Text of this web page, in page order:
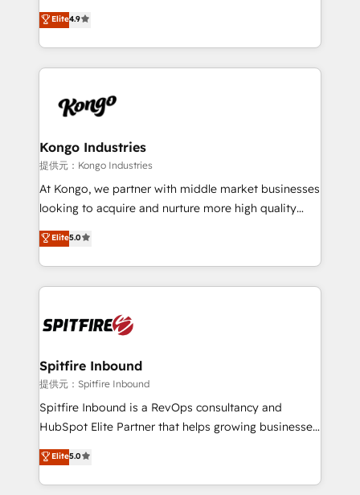
complex API integrations with external platforms.
Working from several campuses across Belgium, The
such as Brussels Airport, Volvo, Farmaline, Agilitas,
Streamz and Michelin.
latest innovations in disruptive technology in our
approach to web design, sales enablement and
inbound marketing that deliver month-on-month
growth for our client's businesses. These methods
exactly where your marketing budget is being used
and overall revenue to a level not feasible with
traditional methods. If you’re a frustrated marketing
manager or business owner sick of wasting budget
with generic agencies and their outdated methods,
just like yours attract more high-quality leads
throughout each stage of the buying cycle with
enable sales teams with the process, technology and
training to smash targets.
Elite4.9
Kongo Industries
提供元：Kongo Industries
At Kongo, we partner with middle market businesses
looking to acquire and nurture more high quality
leads. We use digital media, marketing cloud,
automation and software integration to drive sales
and, deliver clarity on marketing expenditure.
Elite5.0
Spitfire Inbound
提供元：Spitfire Inbound
Spitfire Inbound is a RevOps consultancy and
HubSpot Elite Partner that helps growing businesses
design predictable, scalable revenue-driving
strategies. With offices in South Africa and London,
we take a RevOps-led approach that aligns sales,
Elite5.0